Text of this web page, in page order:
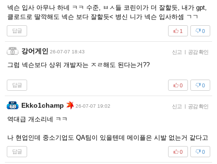
넥슨 입사 아무나 하네 ㅋㅋ 수준, ㅂㅅ들 코린이가 더 잘할듯, 내가 gpt,
클로드로 딸깍해도 넥슨 보다 잘할듯< 병신 니가 넥슨 입사하셈 ㄱㄱ
답글 0
1
강어게인 26-07-07 18:43 신고 | 공감 확인
그럼 넥슨보다 상위 개발자는 ㅈㄹ해도 된다는거??
답글 0
0
Ekko1champ 26-07-07 19:02 신고 | 공감 확인
역대급 개소리네 ㅋㅋ
나 현업인데 중소기업도 QA팀이 있을텐데 메이플은 시발 없는거 같다고
답글 0
0